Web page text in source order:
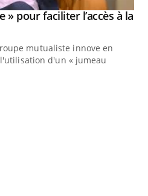
pour faciliter l’accès à la
mutualiste innove en
d'un « jumeau